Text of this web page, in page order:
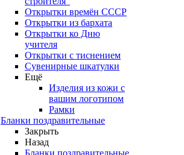
Открытки времён СССР
Открытки из бархата
Открытки ко Дню
учителя
Открытки с тиснением
Сувенирные шкатулки
Ещё
Изделия из кожи с
вашим логотипом
Рамки
Бланки поздравительные
Закрыть
Назад
Бланки поздравительные